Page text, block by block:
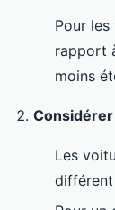
Pour
rapport
moins
Considérer
Les
différent